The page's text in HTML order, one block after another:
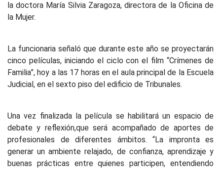
la doctora María Silvia Zaragoza, directora de la Oficina de
la Mujer.
La funcionaria señaló que durante este año se proyectarán
cinco películas, iniciando el ciclo con el film “Crímenes de
Familia”, hoy a las 17 horas en el aula principal de la Escuela
Judicial, en el sexto piso del edificio de Tribunales.
Una vez finalizada la película se habilitará un espacio de
debate y reflexión,que será acompañado de aportes de
profesionales de diferentes ámbitos. “La impronta es
generar un ambiente relajado, de confianza, aprendizaje y
buenas prácticas entre quienes participen, entendiendo